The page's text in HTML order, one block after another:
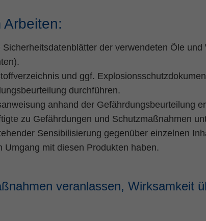
Arbeiten:
Sicherheitsdatenblätter der verwendeten Öle
und ggf.
durchführen.
anhand der Gefährdungsbeurteilung
zu Gefährdungen und Schutzmaßnahmen
Sensibilisierung gegenüber einzelnen
Umgang mit diesen Produkten haben.
veranlassen, Wirksamkeit